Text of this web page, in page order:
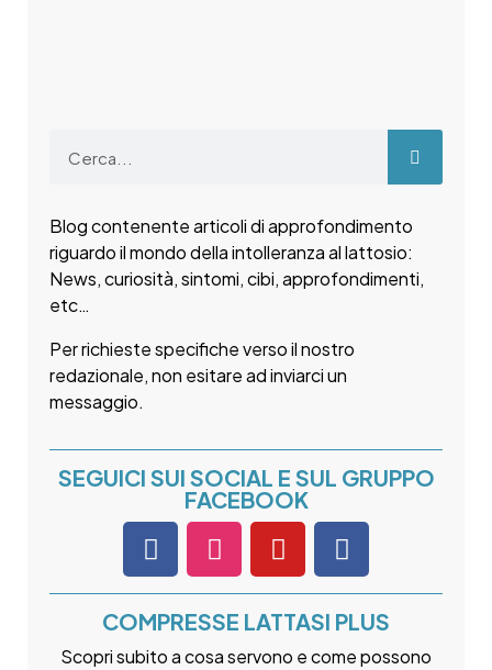
Blog contenente articoli di approfondimento
riguardo il mondo della intolleranza al lattosio:
News, curiosità, sintomi, cibi, approfondimenti,
etc…
Per richieste specifiche verso il nostro
redazionale, non esitare ad inviarci un
messaggio.
SEGUICI SUI SOCIAL E SUL GRUPPO
FACEBOOK
COMPRESSE LATTASI PLUS
Scopri subito a cosa servono e come possono